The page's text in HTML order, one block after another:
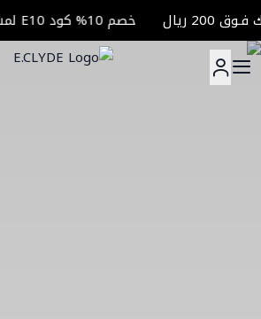
خصم 10% كود E10 لمشترياتك فـوق 200 ريال
E.CLYDE